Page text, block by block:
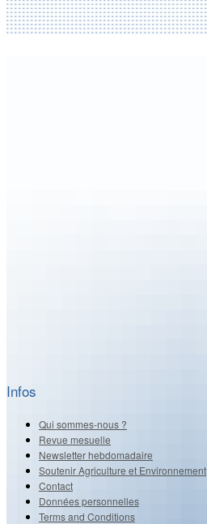
Infos
Qui sommes-nous ?
Revue mesuelle
Newsletter hebdomadaire
Soutenir Agriculture et Environnement
Contact
Données personnelles
Terms and Conditions